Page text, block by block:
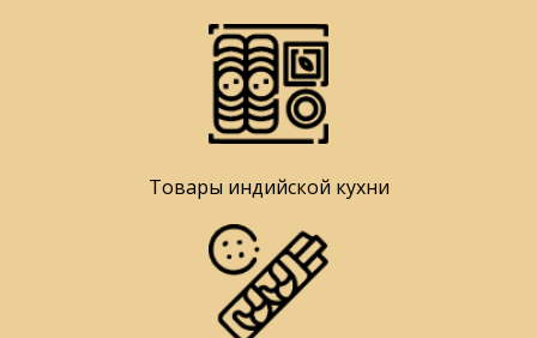
Товары индийской кухни